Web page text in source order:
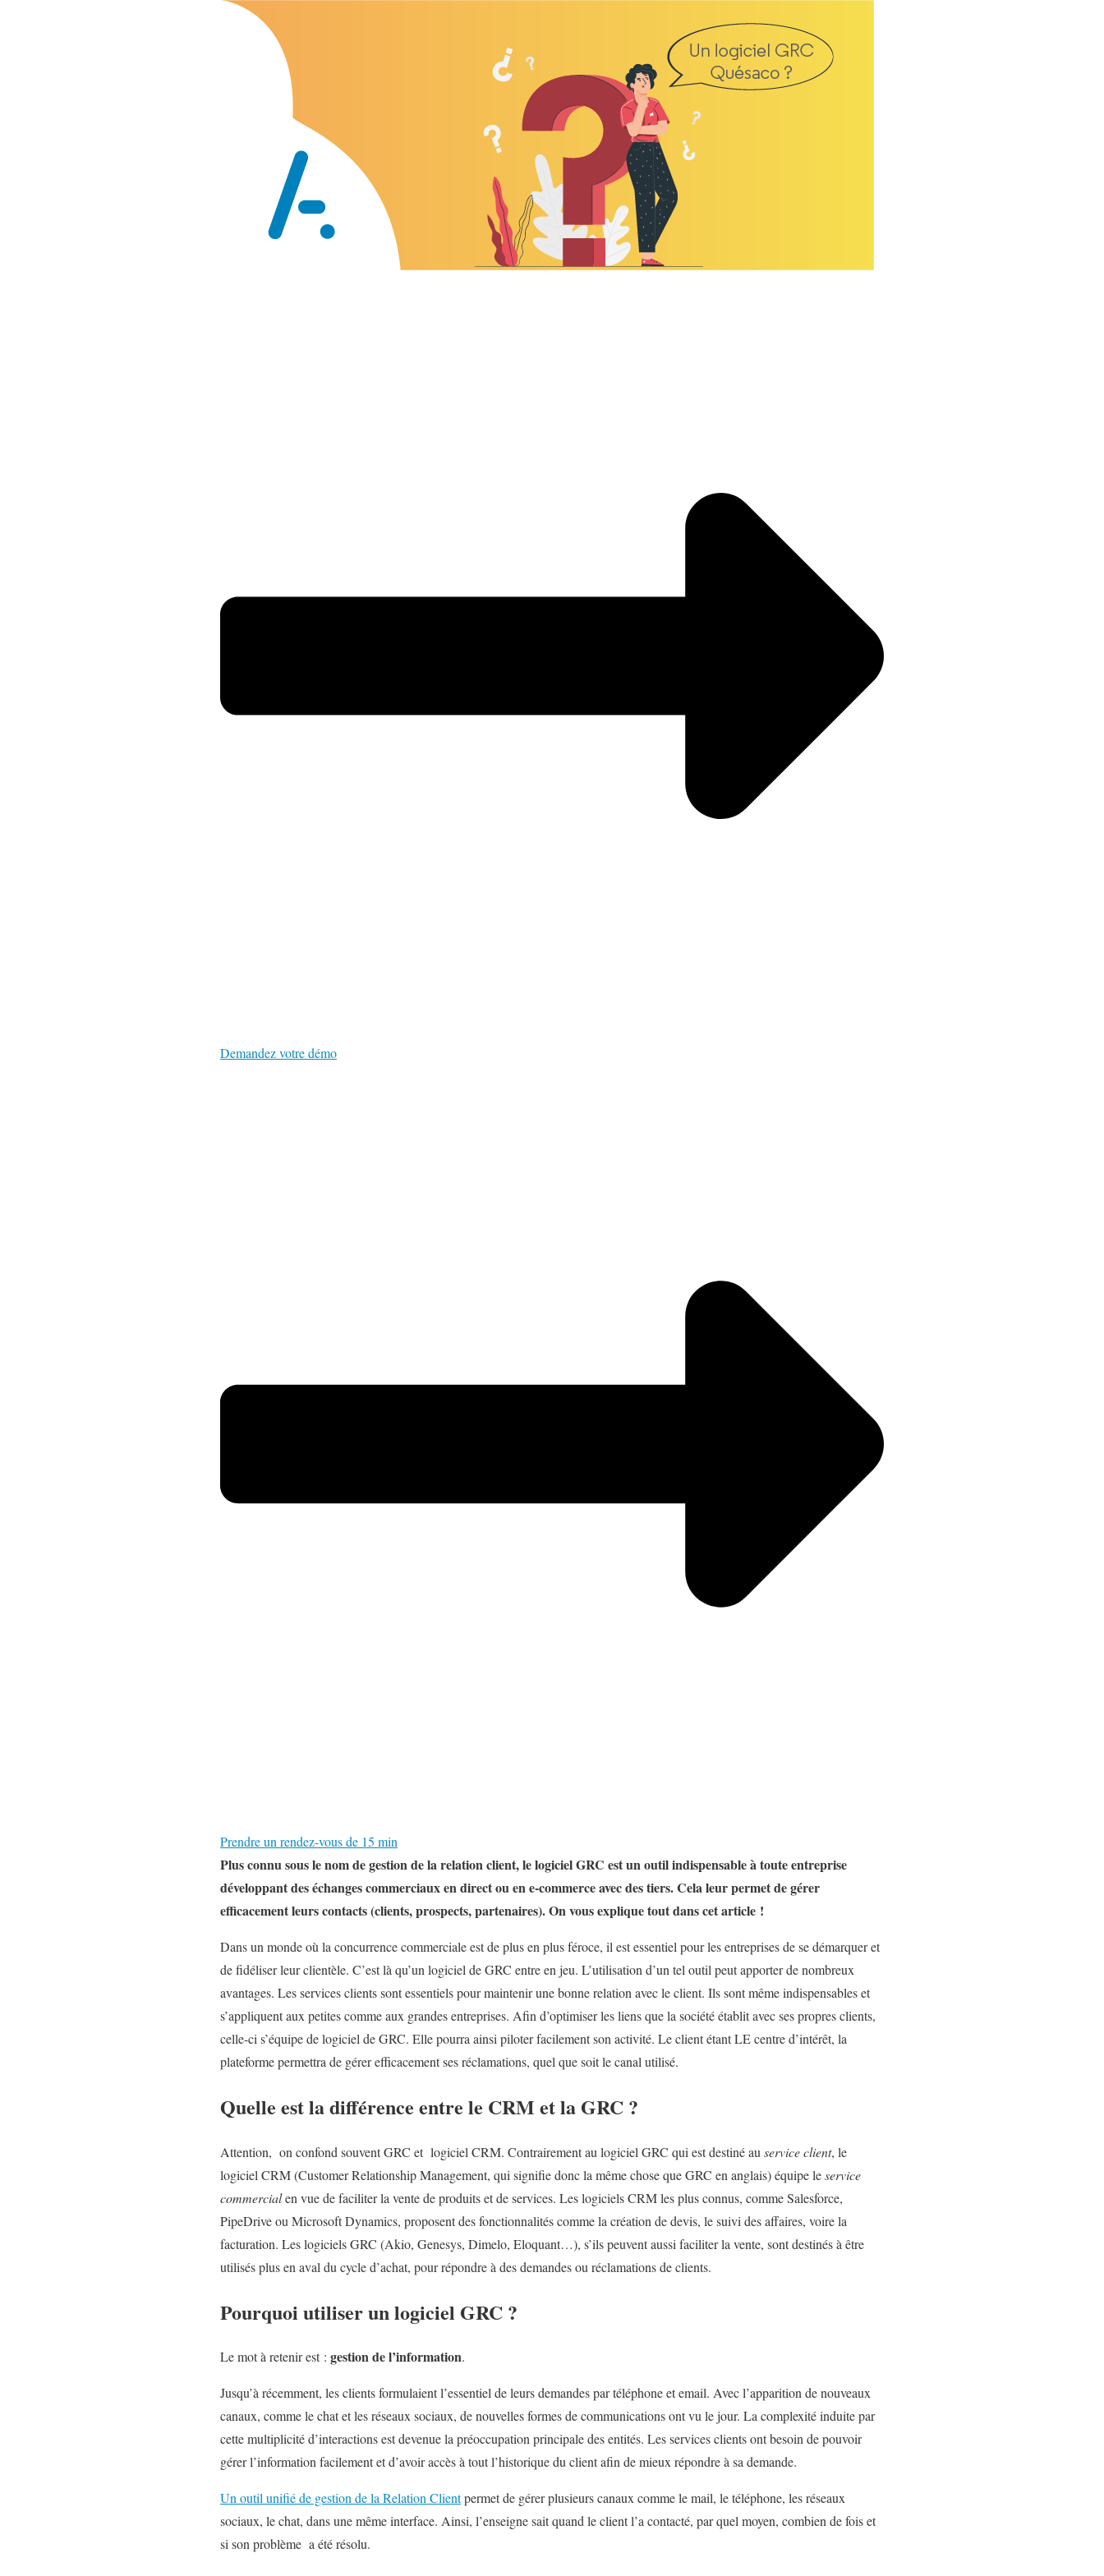
Demandez votre démo
Prendre un rendez-vous de 15 min
Plus connu sous le nom de gestion de la relation client, le logiciel GRC est un outil indispensable à toute entreprise
développant des échanges commerciaux en direct ou en e-commerce avec des tiers. Cela leur permet de gérer
efficacement leurs contacts (clients, prospects, partenaires). On vous explique tout dans cet article !
Dans un monde où la concurrence commerciale est de plus en plus féroce, il est essentiel pour les entreprises de se démarquer et
de fidéliser leur clientèle. C’est là qu’un logiciel de GRC entre en jeu. L’utilisation d’un tel outil peut apporter de nombreux
avantages. Les services clients sont essentiels pour maintenir une bonne relation avec le client. Ils sont même indispensables et
s’appliquent aux petites comme aux grandes entreprises. Afin d’optimiser les liens que la société établit avec ses propres clients,
celle-ci s’équipe de logiciel de GRC. Elle pourra ainsi piloter facilement son activité. Le client étant LE centre d’intérêt, la
plateforme permettra de gérer efficacement ses réclamations, quel que soit le canal utilisé.
Quelle est la différence entre le CRM et la GRC ?
Attention, on confond souvent GRC et logiciel CRM. Contrairement au logiciel GRC qui est destiné au service client, le
logiciel CRM (Customer Relationship Management, qui signifie donc la même chose que GRC en anglais) équipe leservice
commercialen vue de faciliter la vente de produits et de services. Les logiciels CRM les plus connus, comme Salesforce,
PipeDrive ou Microsoft Dynamics, proposent des fonctionnalités comme la création de devis, le suivi des affaires, voire la
facturation. Les logiciels GRC (Akio, Genesys, Dimelo, Eloquant…), s’ils peuvent aussi faciliter la vente, sont destinés à être
utilisés plus en aval du cycle d’achat, pour répondre à des demandes ou réclamations de clients.
Pourquoi utiliser un logiciel GRC ?
Le mot à retenir est : gestion de l’information.
Jusqu’à récemment, les clients formulaient l’essentiel de leurs demandes par téléphone et email. Avec l’apparition de nouveaux
canaux, comme le chat et les réseaux sociaux, de nouvelles formes de communications ont vu le jour. La complexité induite par
cette multiplicité d’interactions est devenue la préoccupation principale des entités. Les services clients ont besoin de pouvoir
gérer l’information facilement et d’avoir accès à tout l’historique du client afin de mieux répondre à sa demande.
Un outil unifié de gestion de la Relation Clientpermet de gérer plusieurs canaux comme le mail, le téléphone, les réseaux
sociaux, le chat, dans une même interface. Ainsi, l’enseigne sait quand le client l’a contacté, par quel moyen, combien de fois et
si son problème a été résolu.